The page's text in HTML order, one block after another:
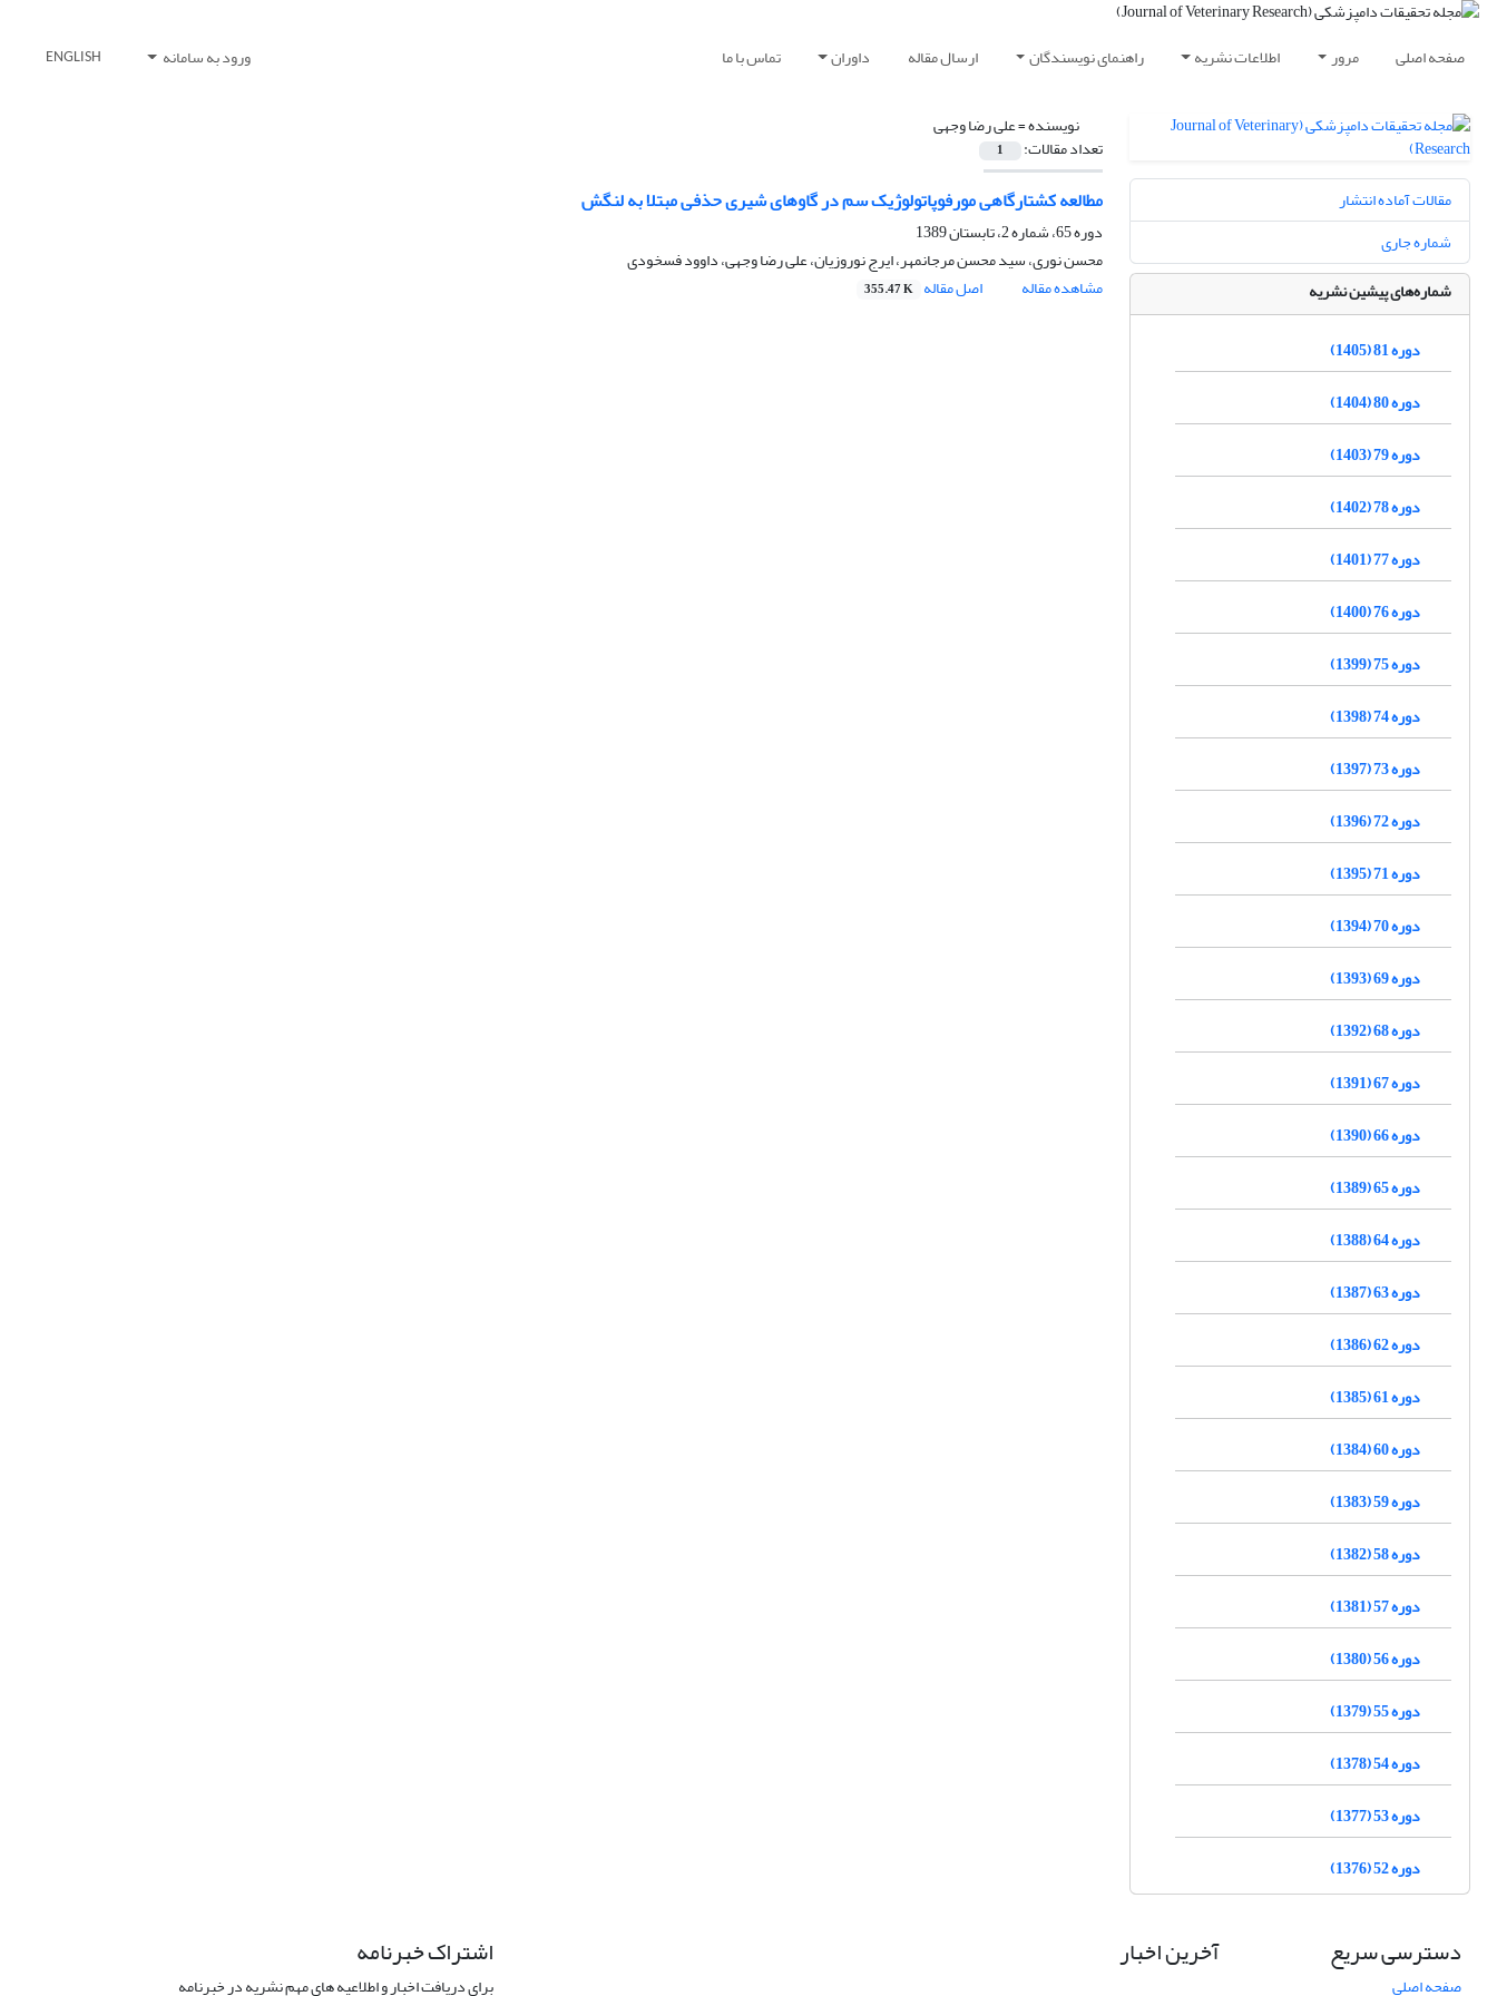
صفحه اصلی مرور اطلاعات نشریه راهنمای نویسندگان ارسال مقاله داوران تماس با ما ورود به سامانه ENGLISH
نویسنده =علی رضا وجهی
تعداد مقالات: 1
مطالعه کشتارگا‌هی مورفوپاتولوژیک سم در گاوهای شیری حذفی مبتلا به لنگش
دوره 65، شماره 2، تابستان 1389
محسن نوری، سید محسن مرجانمهر، ایرج نوروزیان، علی رضا وجهی، داوود فسخودی
مشاهده مقاله
اصل مقاله 355.47 K
مقالات آماده انتشار
شماره جاری
شماره‌های پیشین نشریه
دوره 81 (1405)
دوره 80 (1404)
دوره 79 (1403)
دوره 78 (1402)
دوره 77 (1401)
دوره 76 (1400)
دوره 75 (1399)
دوره 74 (1398)
دوره 73 (1397)
دوره 72 (1396)
دوره 71 (1395)
دوره 70 (1394)
دوره 69 (1393)
دوره 68 (1392)
دوره 67 (1391)
دوره 66 (1390)
دوره 65 (1389)
دوره 64 (1388)
دوره 63 (1387)
دوره 62 (1386)
دوره 61 (1385)
دوره 60 (1384)
دوره 59 (1383)
دوره 58 (1382)
دوره 57 (1381)
دوره 56 (1380)
دوره 55 (1379)
دوره 54 (1378)
دوره 53 (1377)
دوره 52 (1376)
دسترسی سریع
صفحه اصلی
آخرین اخبار اشتراک خبرنامه
برای دریافت اخبار و اطلاعیه های مهم نشریه در خبرنامه